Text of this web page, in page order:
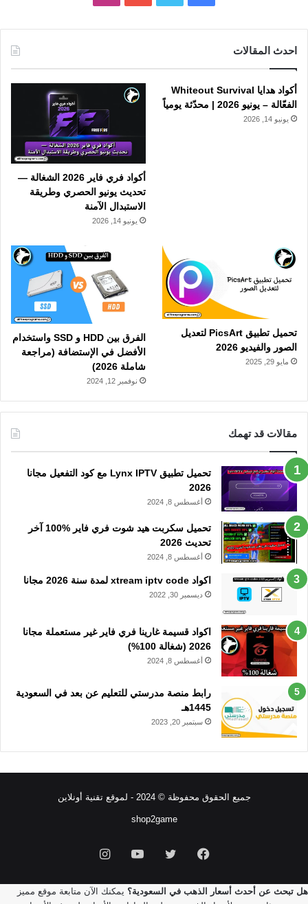
احدث المقالات
أكواد هدايا Whiteout Survival
الفعّالة – يونيو 2026 | محدّثة يومياً
يونيو 14, 2026
أكواد فري فاير 2026 الشغالة —
تحديث يونيو الحصري وطريقة
الاستبدال الآمنة
يونيو 14, 2026
تحميل تطبيق PicsArt لتعديل
الصور والفيديو 2026
مايو 29, 2025
الفرق بين HDD و SSD واستخدام
الأفضل في الإستضافة (مراجعة
شاملة 2026)
نوفمبر 12, 2024
مقالات قد تهمك
تحميل تطبيق Lynx IPTV مع كود التفعيل مجانا
2026
أغسطس 8, 2024
تحميل سكربت هيد شوت فري فاير %100 آخر
تحديث 2026
أغسطس 8, 2024
اكواد xtream iptv code لمدة سنة 2026 مجانا
ديسمبر 30, 2022
اكواد قسيمة غارينا فري فاير غير مستعملة مجانا
2026 (شغالة 100%)
أغسطس 8, 2024
رابط منصة مدرستي للتعليم عن بعد في السعودية
1445هـ
سبتمبر 20, 2023
جميع الحقوق محفوظة © 2024 - لموقع تقنية أونلاين
shop2game
فيسبوك تويتر يوتيوبانستقرام
هل تبحث عن أحدث أسعار الذهب في السعودية؟ يمكنك الآن متابعة موقع مميز